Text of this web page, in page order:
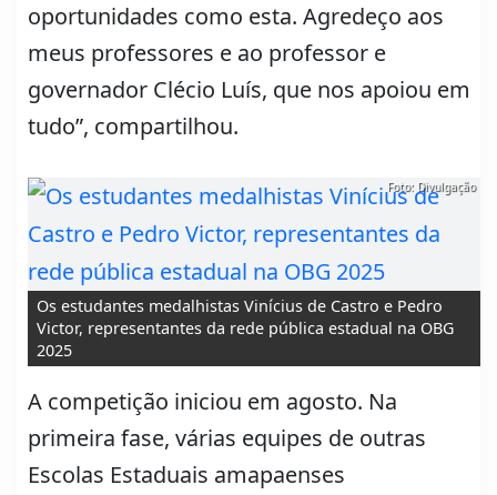
oportunidades como esta. Agredeço aos
meus professores e ao professor e
governador Clécio Luís, que nos apoiou em
tudo”, compartilhou.
Os estudantes medalhistas Vinícius de Castro e Pedro
Victor, representantes da rede pública estadual na OBG
2025
Foto: Divulgação
A competição iniciou em agosto. Na
primeira fase, várias equipes de outras
Escolas Estaduais amapaenses